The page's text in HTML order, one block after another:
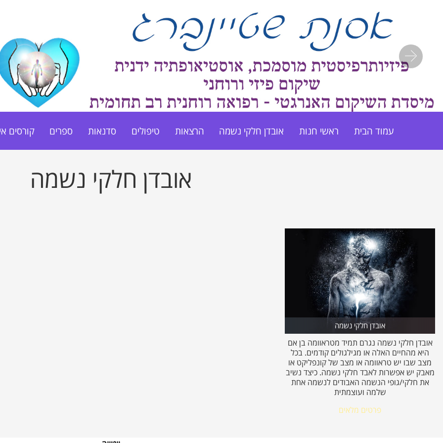
Next
קורסים ספרים סדנאות טיפולים הרצאות אובדן חלקי נשמה ראשי חנות עמוד הבית
אובדן חלקי נשמה
אובדן חלקי נשמה
אובדן חלקי נשמה נגרם תמיד מטראוומה בן אם
היא מהחיים האלה או מגילגולים קודמים. בכל
מצב שבו יש טראוומה או מצב של קונפליקט או
מאבק יש אפשרות לאבד חלקי נשמה. כיצד נשיב
את חלקי/גופי הנשמה האבודים לנשמה אחת
שלמה ועוצמתית
פרטים מלאים